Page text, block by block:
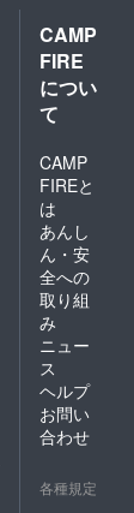
CAMP
FIRE
につい
て
CAMP
FIREと
は
あんし
ん・安
全への
取り組
み
ニュー
ス
ヘルプ
お問い
合わせ
各種規定